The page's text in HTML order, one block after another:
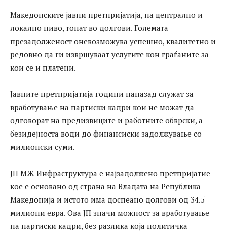
Македонските јавни претпријатија, на централно и
локално ниво, тонат во долгови. Големата
презадолженост оневозможува успешно, квалитетно и
редовно да ги извршуваат услугите кон граѓаните за
кои се и платени.
Јавните претпријатија години наназад служат за
вработување на партиски кадри кои не можат да
одговорат на предизвиците и работните обврски, а
безидејноста води до финансиски задолжување со
милионски суми.
ЈП МЖ Инфраструктура е најзадолжено претпријатие
кое е основано од страна на Владата на Република
Македонија и истото има доспеано долгови од 34.5
милиони евра. Ова ЈП значи можност за вработување
на партиски кадри, без разлика која политичка